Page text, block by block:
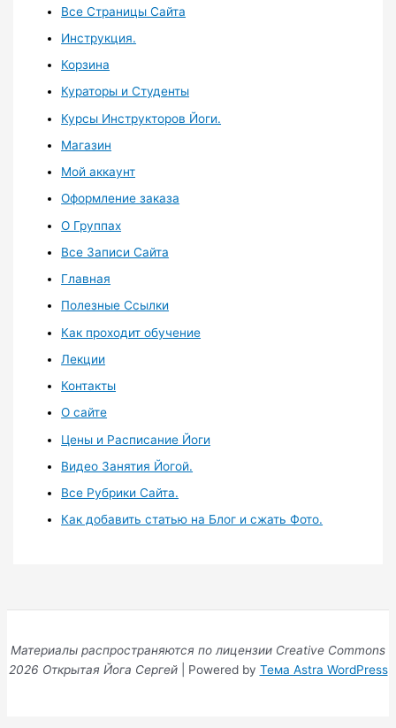
Все Страницы Сайта
Инструкция.
Корзина
Кураторы и Студенты
Курсы Инструкторов Йоги.
Магазин
Мой аккаунт
Оформление заказа
О Группах
Все Записи Сайта
Главная
Полезные Ссылки
Как проходит обучение
Лекции
Контакты
О сайте
Цены и Расписание Йоги
Видео Занятия Йогой.
Все Рубрики Сайта.
Как добавить статью на Блог и сжать Фото.
Материалы распространяются по лицензии Creative Commons
2026 Открытая Йога Сергей| Powered by Тема Astra WordPress